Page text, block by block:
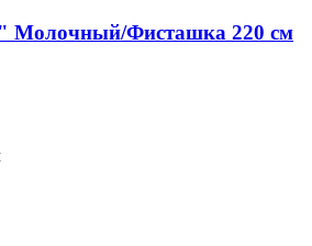
Молочный/Фисташка 220 см